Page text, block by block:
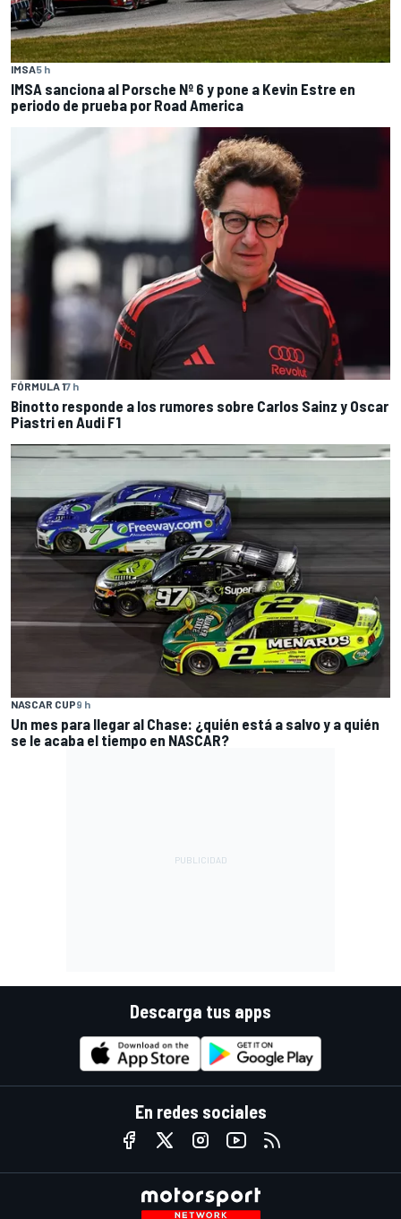
IMSA5 h
IMSA sanciona al Porsche Nº 6 y pone a Kevin Estre en
periodo de prueba por Road America
FÓRMULA 17 h
Binotto responde a los rumores sobre Carlos Sainz y Oscar
Piastri en Audi F1
NASCAR CUP9 h
Un mes para llegar al Chase: ¿quién está a salvo y a quién
se le acaba el tiempo en NASCAR?
Descarga tus apps
En redes sociales